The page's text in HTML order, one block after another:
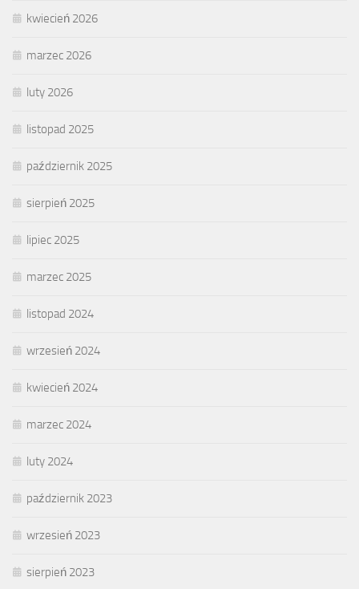
kwiecień 2026
marzec 2026
luty 2026
listopad 2025
październik 2025
sierpień 2025
lipiec 2025
marzec 2025
listopad 2024
wrzesień 2024
kwiecień 2024
marzec 2024
luty 2024
październik 2023
wrzesień 2023
sierpień 2023